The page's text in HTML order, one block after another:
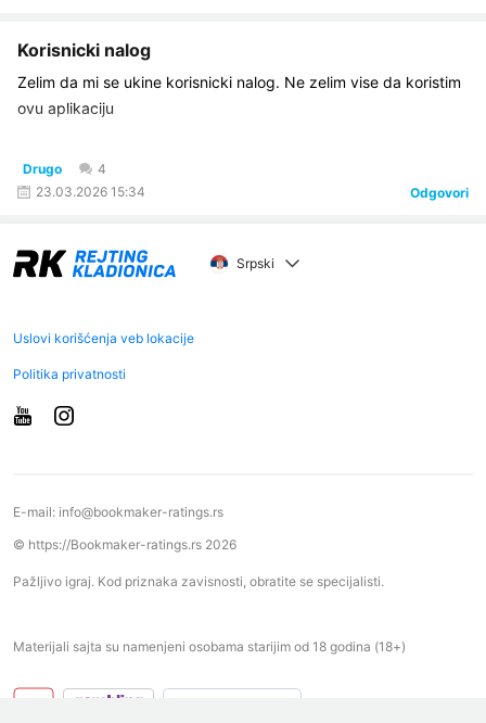
Korisnicki nalog
Zelim da mi se ukine korisnicki nalog. Ne zelim vise da koristim
ovu aplikaciju
Drugo
4
23.03.2026 15:34
Odgovori
Srpski
Uslovi korišćenja veb lokacije
Politika privatnosti
E-mail: info@bookmaker-ratings.rs
© https://Bookmaker-ratings.rs 2026
Pažljivo igraj. Kod priznaka zavisnosti, obratite se specijalisti.
Materijali sajta su namenjeni osobama starijim od 18 godina (18+)